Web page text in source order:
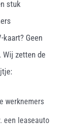
stuk
Geen
Wij zetten de
werknemers
een leaseauto